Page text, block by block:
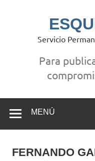
Servicio
Para
MENÚ
FERNANDO